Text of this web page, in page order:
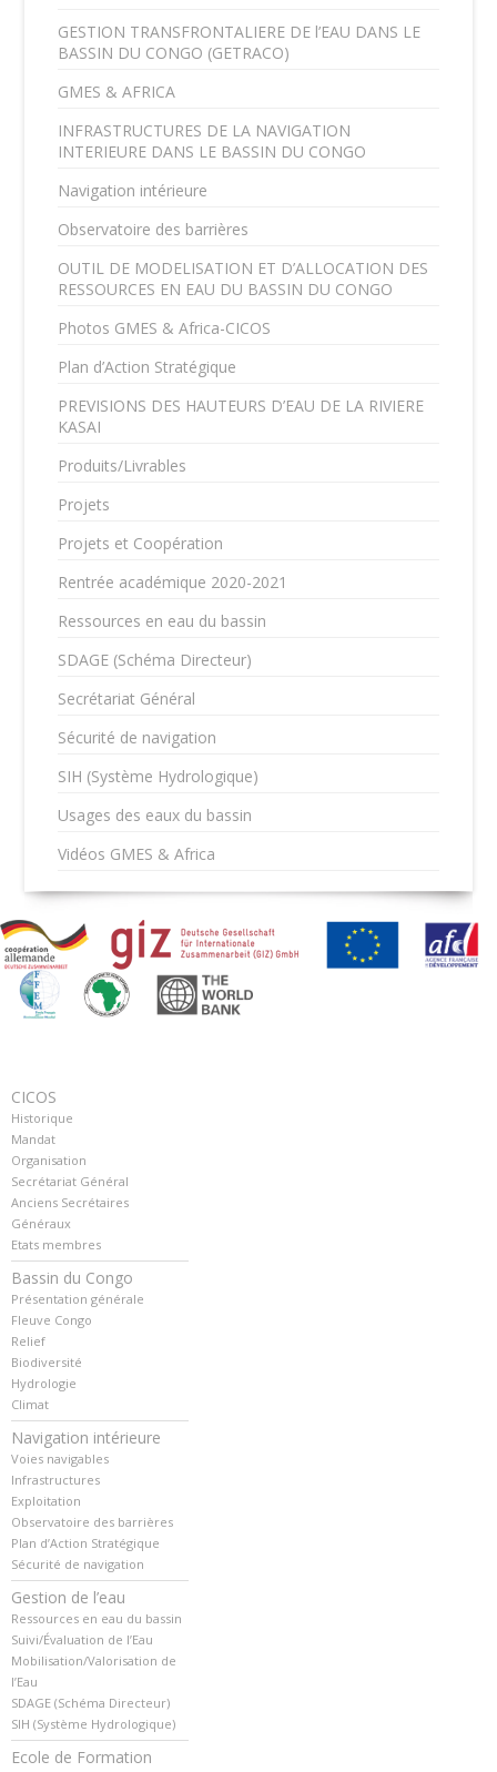
GESTION TRANSFRONTALIERE DE l’EAU DANS LE
BASSIN DU CONGO (GETRACO)
GMES & AFRICA
INFRASTRUCTURES DE LA NAVIGATION
INTERIEURE DANS LE BASSIN DU CONGO
Navigation intérieure
Observatoire des barrières
OUTIL DE MODELISATION ET D’ALLOCATION DES
RESSOURCES EN EAU DU BASSIN DU CONGO
Photos GMES & Africa-CICOS
Plan d’Action Stratégique
PREVISIONS DES HAUTEURS D’EAU DE LA RIVIERE
KASAI
Produits/Livrables
Projets
Projets et Coopération
Rentrée académique 2020-2021
Ressources en eau du bassin
SDAGE (Schéma Directeur)
Secrétariat Général
Sécurité de navigation
SIH (Système Hydrologique)
Usages des eaux du bassin
Vidéos GMES & Africa
CICOS
Historique
Mandat
Organisation
Secrétariat Général
Anciens Secrétaires
Généraux
Etats membres
Bassin du Congo
Présentation générale
Fleuve Congo
Relief
Biodiversité
Hydrologie
Climat
Navigation intérieure
Voies navigables
Infrastructures
Exploitation
Observatoire des barrières
Plan d’Action Stratégique
Sécurité de navigation
Gestion de l’eau
Ressources en eau du bassin
Suivi/Évaluation de l’Eau
Mobilisation/Valorisation de
l’Eau
SDAGE (Schéma Directeur)
SIH (Système Hydrologique)
Ecole de Formation